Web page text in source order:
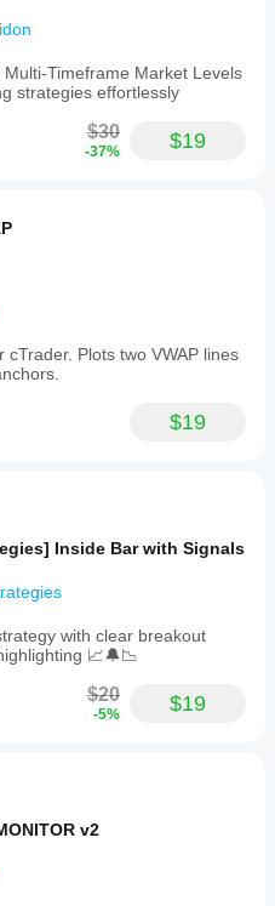
Timeframe Market Levels
strategies effortlessly
$30
-37% $19
Plots two VWAP lines
$19
Inside Bar with Signals
with clear breakout
📈🔔📉
$20
-5% $19
v2